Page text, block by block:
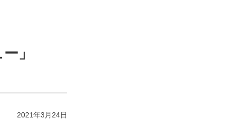
」
2021年3月24日